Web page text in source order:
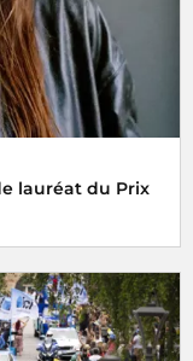
lauréat du Prix